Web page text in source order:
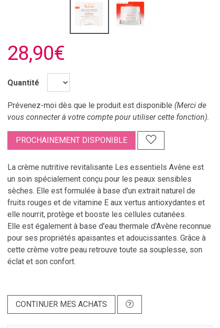
28,90€
Quantité
Prévenez-moi dès que le produit est disponible (Merci de
vous connecter à votre compte pour utiliser cette fonction).
PROCHAINEMENT DISPONIBLE
La crème nutritive revitalisante Les essentiels Avène est
un soin spécialement conçu pour les peaux sensibles
sèches. Elle est formulée à base d'un extrait naturel de
fruits rouges et de vitamine E aux vertus antioxydantes et
elle nourrit, protège et booste les cellules cutanées.
Elle est également à base d'eau thermale d'Avène reconnue
pour ses propriétés apaisantes et adoucissantes. Grâce à
cette crème votre peau retrouve toute sa souplesse, son
éclat et son confort.
CONTINUER MES ACHATS